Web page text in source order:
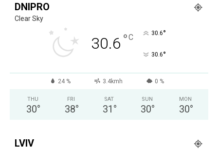
DNIPRO
Clear Sky
30.6 °C 30.6°
30.6°
24 % 3.4kmh 0 %
THU
30°
FRI
38°
SAT
31 °
SUN
30°
MON
30°
LVIV